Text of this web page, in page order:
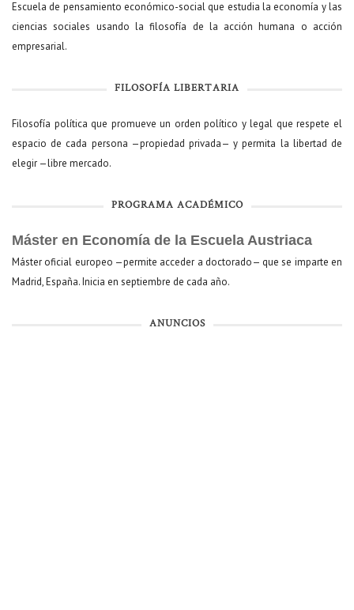
Escuela de pensamiento económico-social que estudia la economía y las
ciencias sociales usando la filosofía de la acción humana o acción
empresarial.
FILOSOFÍA LIBERTARIA
Filosofía política que promueve un orden político y legal que respete el
espacio de cada persona —propiedad privada— y permita la libertad de
elegir —libre mercado.
PROGRAMA ACADÉMICO
Máster en Economía de la Escuela Austriaca
Máster oficial europeo —permite acceder a doctorado— que se imparte en
Madrid, España. Inicia en septiembre de cada año.
ANUNCIOS